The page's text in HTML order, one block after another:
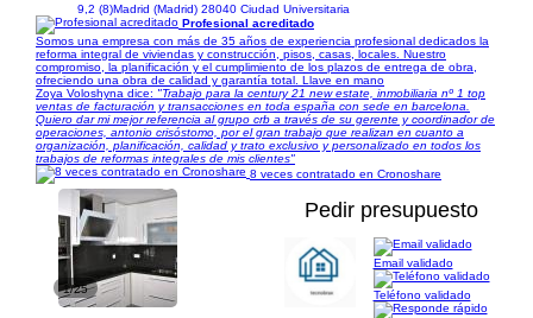
9,2 (8)Madrid (Madrid) 28040 Ciudad Universitaria
Profesional acreditado
Somos una empresa con más de 35 años de experiencia profesional dedicados la
reforma integral de viviendas y construcción, pisos, casas, locales. Nuestro
compromiso, la planificación y el cumplimiento de los plazos de entrega de obra,
ofreciendo una obra de calidad y garantía total. Llave en mano
Zoya Voloshyna dice: "Trabajo para la century 21 new estate, inmobiliaria nº 1 top
ventas de facturación y transacciones en toda españa con sede en barcelona.
Quiero dar mi mejor referencia al grupo crb a través de su gerente y coordinador de
operaciones, antonio crisóstomo, por el gran trabajo que realizan en cuanto a
organización, planificación, calidad y trato exclusivo y personalizado en todos los
trabajos de reformas integrales de mis clientes"
8 veces contratado en Cronoshare
1/25
Pedir presupuesto
Email validado
Teléfono validado